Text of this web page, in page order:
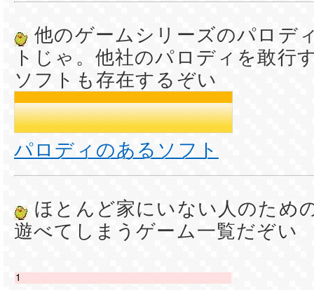
他のゲームシリーズのパロデ
トじゃ。他社のパロディを敢行
ソフトも存在するぞい
パロディのあるソフト
ほとんど家にいない人のため
遊べてしまうゲーム一覧だぞい